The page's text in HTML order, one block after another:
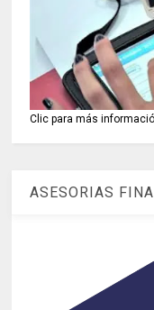
Clic para más
ASESORIAS